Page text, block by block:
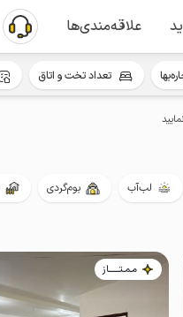
علاقه‌مندی‌ها
لب‌آب بوم‌گردی
مـمـتــــــاز
تعداد تخت و اتاق